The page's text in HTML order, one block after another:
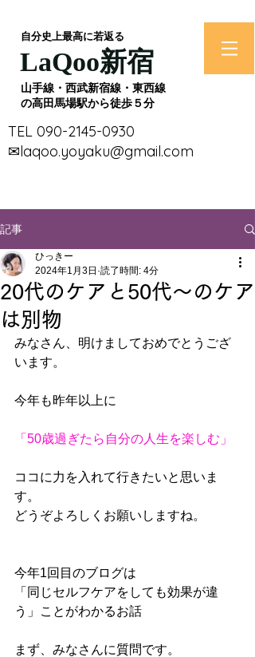
​自分史上最高に若返る
​LaQoo新宿
​山手線・西武新宿線・東西線
の高田馬場駅から徒歩５分
​TEL 090-2145-0930
​✉laqoo.yoyaku@gmail.com
記事
20代のケアと50代～のケア
は別物
ひっきー
2024年1月3日 読了時間: 4分
みなさん、明けましておめでとうござ
います。
今年も昨年以上に
「50歳過ぎたら自分の人生を楽しむ」
ココに力を入れて行きたいと思いま
す。
どうぞよろしくお願いしますね。
今年1回目のブログは
「同じセルフケアをしても効果が違
う」ことがわかるお話
まず、みなさんに質問です。